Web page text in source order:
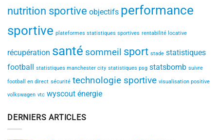
nutrition sportive objectifs performance
sportive plateformes statistiques sportives rentabilité locative
récupération santé sommeil sport stade statistiques
football statistiques manchester city statistiques psg statsbomb suivre
football en direct sécurité technologie sportive visualisation positive
volkswagen vtc wyscout énergie
DERNIERS ARTICLES